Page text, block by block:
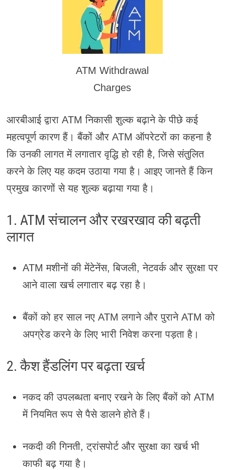
ATM Withdrawal
Charges
आरबीआई द्वारा ATM निकासी शुल्क बढ़ाने के पीछे कई
महत्वपूर्ण कारण हैं। बैंकों और ATM ऑपरेटरों का कहना है
कि उनकी लागत में लगातार वृद्धि हो रही है, जिसे संतुलित
करने के लिए यह कदम उठाया गया है। आइए जानते हैं किन
प्रमुख कारणों से यह शुल्क बढ़ाया गया है।
1. ATM संचालन और रखरखाव की बढ़ती
लागत
ATM मशीनों की मेंटेनेंस, बिजली, नेटवर्क और सुरक्षा पर
आने वाला खर्च लगातार बढ़ रहा है।
बैंकों को हर साल नए ATM लगाने और पुराने ATM को
अपग्रेड करने के लिए भारी निवेश करना पड़ता है।
2. कैश हैंडलिंग पर बढ़ता खर्च
नकद की उपलब्धता बनाए रखने के लिए बैंकों को ATM
में नियमित रूप से पैसे डालने होते हैं।
नकदी की गिनती, ट्रांसपोर्ट और सुरक्षा का खर्च भी
काफी बढ़ गया है।